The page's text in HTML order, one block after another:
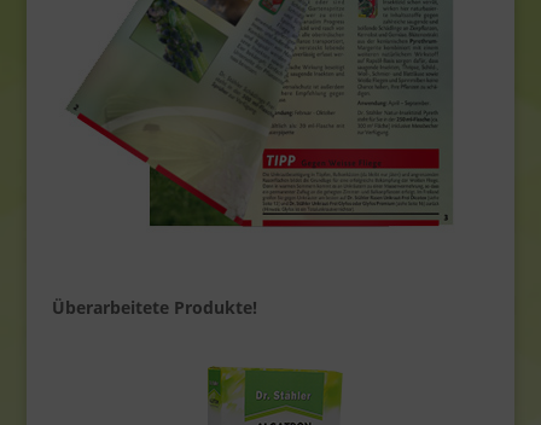
Überarbeitete Produkte!